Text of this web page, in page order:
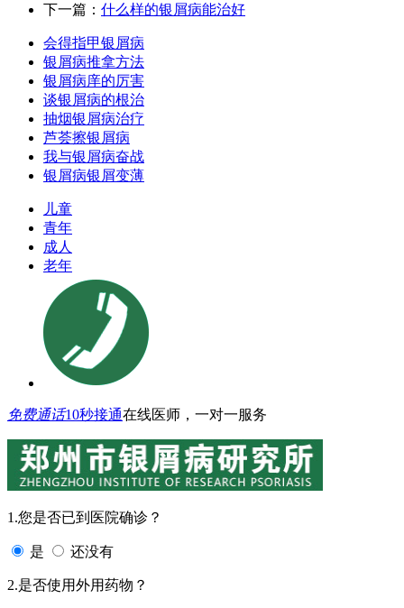
下一篇： 什么样的银屑病能治好
会得指甲银屑病
银屑病推拿方法
银屑病庠的厉害
谈银屑病的根治
抽烟银屑病治疗
芦荟擦银屑病
我与银屑病奋战
银屑病银屑变薄
儿童
青年
成人
老年
免费通话10秒接通在线医师，一对一服务
1.您是否已到医院确诊？
是 还没有
2.是否使用外用药物？